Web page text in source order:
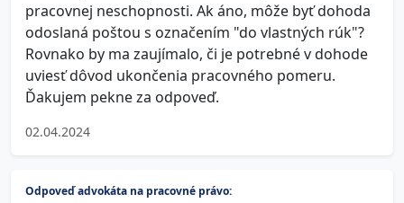
pracovnej neschopnosti. Ak áno, môže byť dohoda
odoslaná poštou s označením "do vlastných rúk"?
Rovnako by ma zaujímalo, či je potrebné v dohode
uviesť dôvod ukončenia pracovného pomeru.
Ďakujem pekne za odpoveď.
02.04.2024
Odpoveď advokáta na pracovné právo: